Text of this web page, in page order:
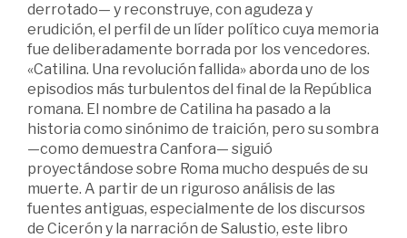
derrotado— y reconstruye, con agudeza y
erudición, el perfil de un líder político cuya memoria
fue deliberadamente borrada por los vencedores.
«Catilina. Una revolución fallida» aborda uno de los
episodios más turbulentos del final de la República
romana. El nombre de Catilina ha pasado a la
historia como sinónimo de traición, pero su sombra
—como demuestra Canfora— siguió
proyectándose sobre Roma mucho después de su
muerte. A partir de un riguroso análisis de las
fuentes antiguas, especialmente de los discursos
de Cicerón y la narración de Salustio, este libro